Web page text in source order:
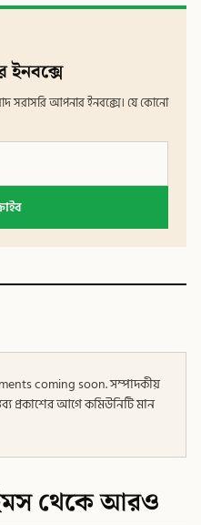
ইনবক্সে
সরাসরি আপনার ইনবক্সে। যে কোনো
coming soon. সম্পাদকীয়
প্রকাশের আগে কমিউনিটি মান
থেকে আরও